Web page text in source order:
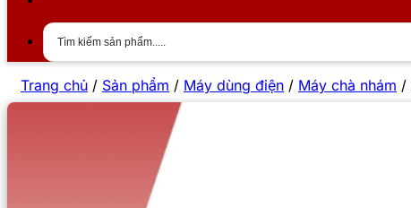
Trang chủ / Sản phẩm / Máy dùng điện / Máy chà nhám /